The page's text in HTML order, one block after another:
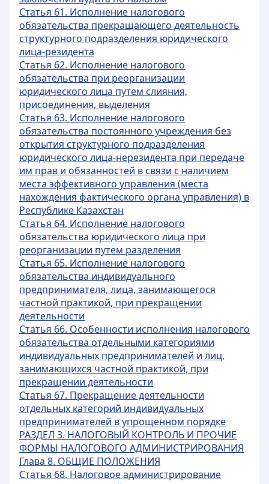
Статья 61. Исполнение налогового
обязательства прекращающего деятельность
структурного подразделения юридического
лица-резидента
Статья 62. Исполнение налогового
обязательства при реорганизации
юридического лица путем слияния,
присоединения, выделения
Статья 63. Исполнение налогового
обязательства постоянного учреждения без
открытия структурного подразделения
юридического лица-нерезидента при передаче
им прав и обязанностей в связи с наличием
места эффективного управления (места
нахождения фактического органа управления) в
Республике Казахстан
Статья 64. Исполнение налогового
обязательства юридического лица при
реорганизации путем разделения
Статья 65. Исполнение налогового
обязательства индивидуального
предпринимателя, лица, занимающегося
частной практикой, при прекращении
деятельности
Статья 66. Особенности исполнения налогового
обязательства отдельными категориями
индивидуальных предпринимателей и лиц,
занимающихся частной практикой, при
прекращении деятельности
Статья 67. Прекращение деятельности
отдельных категорий индивидуальных
предпринимателей в упрощенном порядке
РАЗДЕЛ 3. НАЛОГОВЫЙ КОНТРОЛЬ И ПРОЧИЕ
ФОРМЫ НАЛОГОВОГО АДМИНИСТРИРОВАНИЯ
Глава 8. ОБЩИЕ ПОЛОЖЕНИЯ
Статья 68. Налоговое администрирование